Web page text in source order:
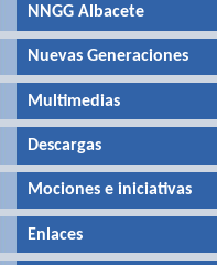
NNGG Albacete
Nuevas Generaciones
Multimedias
Descargas
Mociones e iniciativas
Enlaces